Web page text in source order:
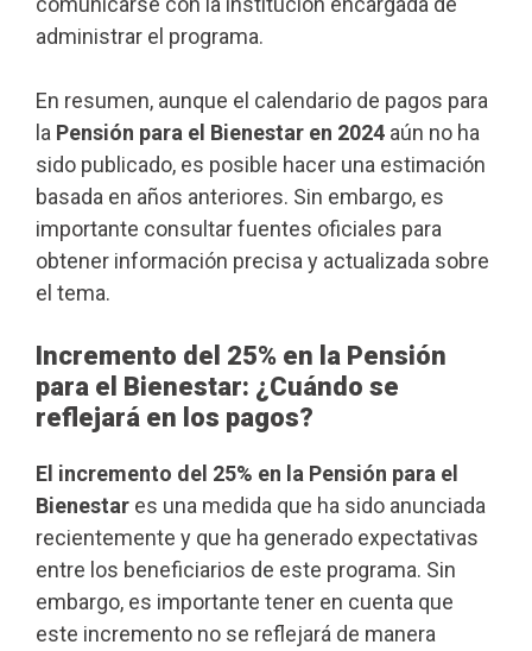
administrar el programa.
En resumen, aunque el calendario de pagos para
la Pensión para el Bienestar en 2024 aún no ha
sido publicado, es posible hacer una estimación
basada en años anteriores. Sin embargo, es
importante consultar fuentes oficiales para
obtener información precisa y actualizada sobre
el tema.
Incremento del 25% en la Pensión
para el Bienestar: ¿Cuándo se
reflejará en los pagos?
El incremento del 25% en la Pensión para el
Bienestar es una medida que ha sido anunciada
recientemente y que ha generado expectativas
entre los beneficiarios de este programa. Sin
embargo, es importante tener en cuenta que
este incremento no se reflejará de manera